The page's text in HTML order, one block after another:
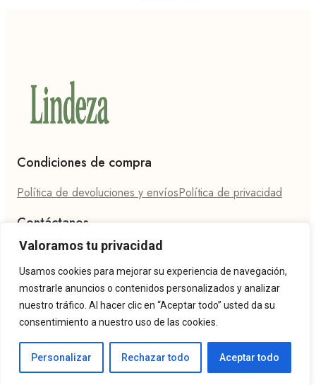
Valoramos tu privacidad
Usamos cookies para mejorar su experiencia de navegación,
mostrarle anuncios o contenidos personalizados y analizar
nuestro tráfico. Al hacer clic en “Aceptar todo” usted da su
consentimiento a nuestro uso de las cookies.
Personalizar Rechazar todo Aceptar todo
Condiciones de compra
Política de devoluciones y envíosPolítica de privacidad
Contáctanos
Teléfono: 624 27 86 94Email: hola@lindeza.es